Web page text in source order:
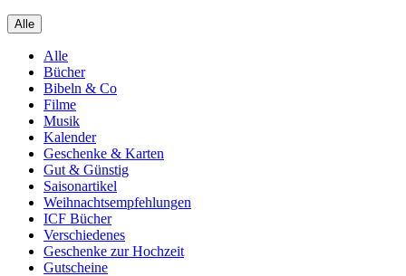
Alle
Alle
Bücher
Bibeln & Co
Filme
Musik
Kalender
Geschenke & Karten
Gut & Günstig
Saisonartikel
Weihnachtsempfehlungen
ICF Bücher
Verschiedenes
Geschenke zur Hochzeit
Gutscheine